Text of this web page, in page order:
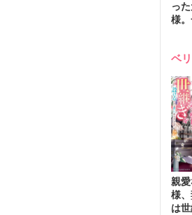
っ
様
ま
ベ
親
様、
は